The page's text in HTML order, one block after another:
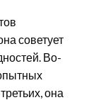
советует
Во-
она